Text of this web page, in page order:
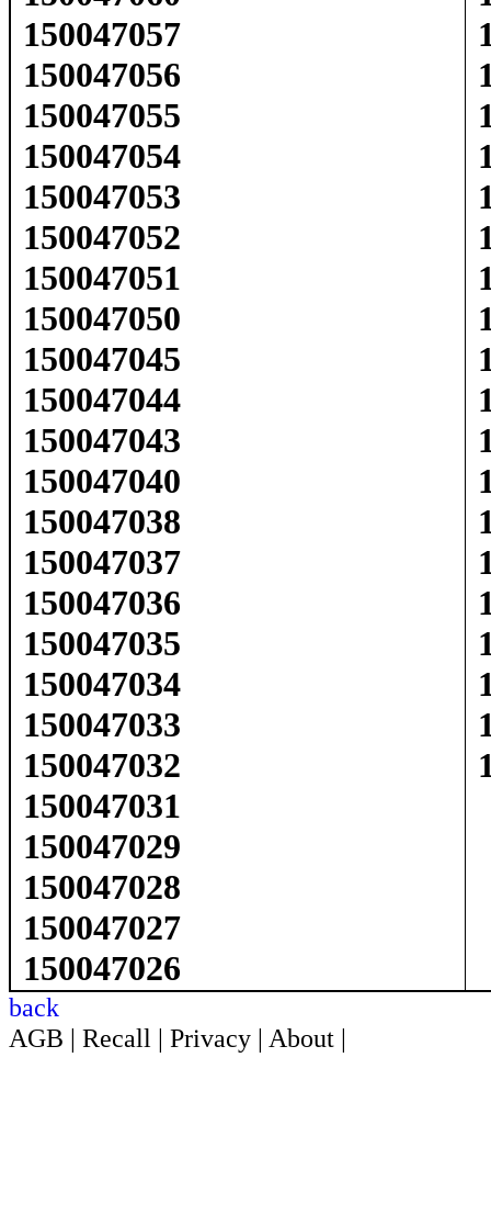
150047057
150047056
150047055
150047054
150047053
150047052
150047051
150047050
150047045
150047044
150047043
150047040
150047038
150047037
150047036
150047035
150047034
150047033
150047032
150047031
150047029
150047028
150047027
150047026
back
AGB | Recall | Privacy | About |